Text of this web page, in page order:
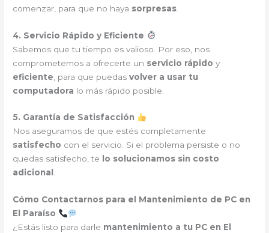
comenzar, para que no haya sorpresas
4. Servicio Rápido y Eficiente
Sabemos que tu tiempo es valioso. Por eso, nos
comprometemos a ofrecerte un servicio rápido y
eficiente , para que puedasvolver a usar tu
computadora lo más rápido posible.
5. Garantía de Satisfacción
Nos aseguramos de que estés completamente
satisfecho con el servicio. Si el problema persiste o no
quedas satisfecho, te
lo solucionamos sin costo
adicional .
Cómo Contactarnos para el Mantenimiento de PC en
El Paraíso
¿Estás listo para darle mantenimiento a tu PC en El